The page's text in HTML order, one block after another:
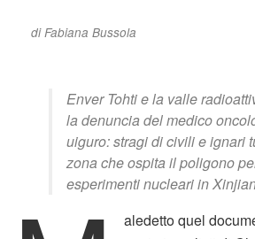
di Fabiana Bussola
Enver Tohti e la valle
la denuncia del medico
uiguro: stragi di civili e ignari
zona che ospita il poligono
esperimenti nucleari in
aledetto quel